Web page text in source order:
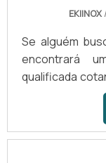
EKIINOX
Se alguém
encontrará
qualificada
do mercado
preço justo
misturador